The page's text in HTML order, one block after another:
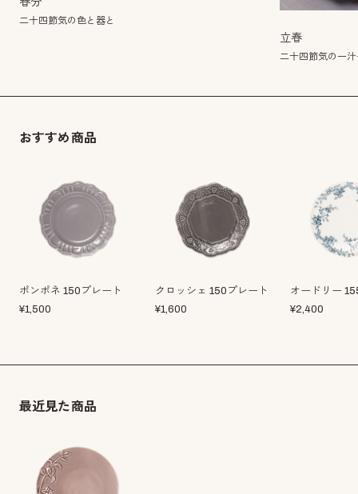
二十四節気の色と器と
立春
二十四節気の一
おすすめ商品
ポンポネ 150プレート
¥1,500
クロッシェ 150プレート
¥1,600
オードリー
¥2,400
最近見た商品